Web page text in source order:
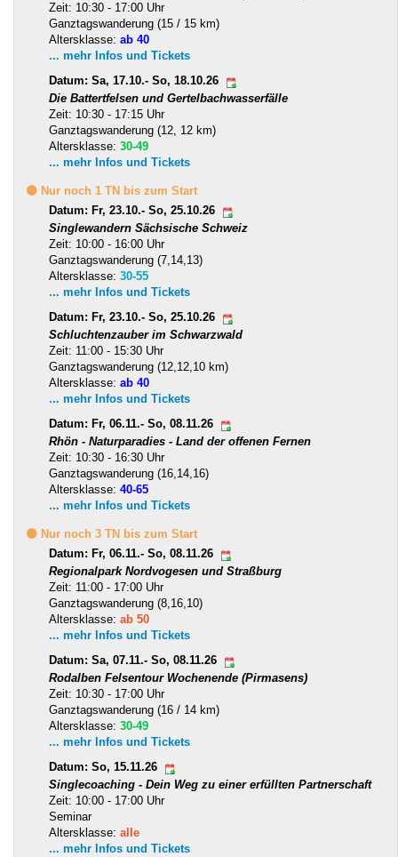
Zeit: 10:30 - 17:00 Uhr
Ganztagswanderung (15 / 15 km)
Altersklasse: ab 40
... mehr Infos und Tickets
Datum: Sa, 17.10.- So, 18.10.26
Die Battertfelsen und Gertelbachwasserfälle
Zeit: 10:30 - 17:15 Uhr
Ganztagswanderung (12, 12 km)
Altersklasse: 30-49
... mehr Infos und Tickets
🟡 Nur noch 1 TN bis zum Start
Datum: Fr, 23.10.- So, 25.10.26
Singlewandern Sächsische Schweiz
Zeit: 10:00 - 16:00 Uhr
Ganztagswanderung (7,14,13)
Altersklasse: 30-55
... mehr Infos und Tickets
Datum: Fr, 23.10.- So, 25.10.26
Schluchtenzauber im Schwarzwald
Zeit: 11:00 - 15:30 Uhr
Ganztagswanderung (12,12,10 km)
Altersklasse: ab 40
... mehr Infos und Tickets
Datum: Fr, 06.11.- So, 08.11.26
Rhön - Naturparadies - Land der offenen Fernen
Zeit: 10:30 - 16:30 Uhr
Ganztagswanderung (16,14,16)
Altersklasse: 40-65
... mehr Infos und Tickets
🟡 Nur noch 3 TN bis zum Start
Datum: Fr, 06.11.- So, 08.11.26
Regionalpark Nordvogesen und Straßburg
Zeit: 11:00 - 17:00 Uhr
Ganztagswanderung (8,16,10)
Altersklasse: ab 50
... mehr Infos und Tickets
Datum: Sa, 07.11.- So, 08.11.26
Rodalben Felsentour Wochenende (Pirmasens)
Zeit: 10:30 - 17:00 Uhr
Ganztagswanderung (16 / 14 km)
Altersklasse: 30-49
... mehr Infos und Tickets
Datum: So, 15.11.26
Singlecoaching - Dein Weg zu einer erfüllten Partnerschaft
Zeit: 10:00 - 17:00 Uhr
Seminar
Altersklasse: alle
... mehr Infos und Tickets